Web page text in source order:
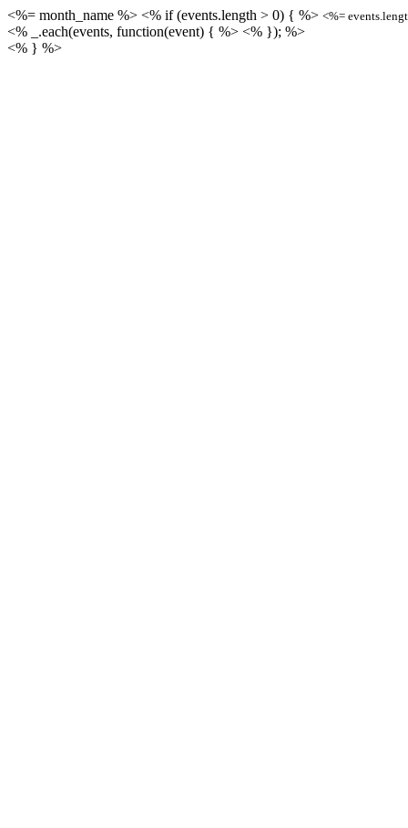
<%= month_name %> <% if (events.length > 0) { %> <%=
<% _.each(events, function(event) { %> <% }); %>
<% } %>